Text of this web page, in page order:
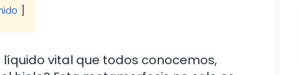
vital que todos conocemos,